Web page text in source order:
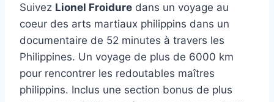
Suivez Lionel Froidure dans un voyage au
coeur des arts martiaux philippins dans un
documentaire de 52 minutes à travers les
Philippines. Un voyage de plus de 6000 km
pour rencontrer les redoutables maîtres
philippins. Inclus une section bonus de plus